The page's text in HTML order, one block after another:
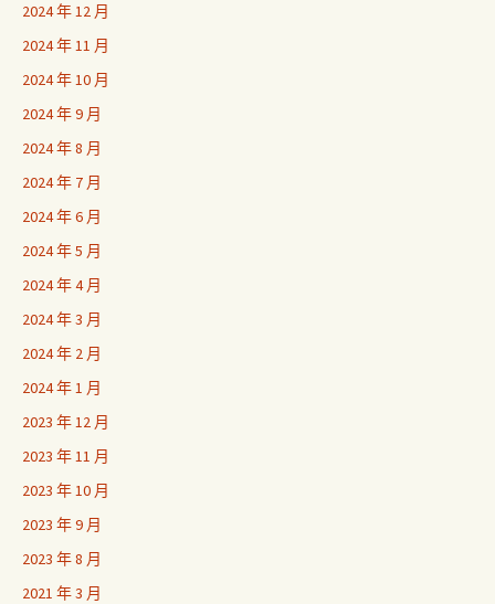
2024 年 12 月
2024 年 11 月
2024 年 10 月
2024 年 9 月
2024 年 8 月
2024 年 7 月
2024 年 6 月
2024 年 5 月
2024 年 4 月
2024 年 3 月
2024 年 2 月
2024 年 1 月
2023 年 12 月
2023 年 11 月
2023 年 10 月
2023 年 9 月
2023 年 8 月
2021 年 3 月